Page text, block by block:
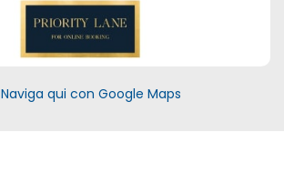
Naviga qui con Google Maps